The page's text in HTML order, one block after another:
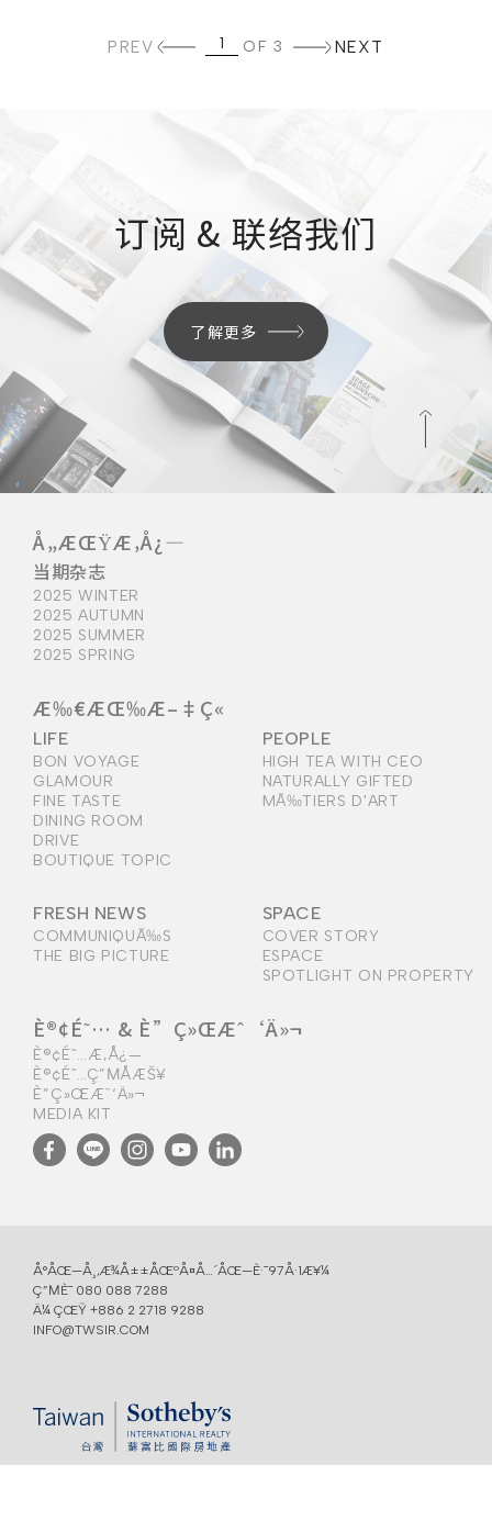
PREV OF 3 NEXT
订阅 & 联络我们
了解更多
Å„ÆŒŸÆ‚Å¿—
当期杂志
2025 WINTER
2025 AUTUMN
2025 SUMMER
2025 SPRING
Æ‰€ÆŒ‰Æ–‡Ç«
LIFE
BON VOYAGE
GLAMOUR
FINE TASTE
DINING ROOM
DRIVE
BOUTIQUE TOPIC
PEOPLE
HIGH TEA WITH CEO
NATURALLY GIFTED
MÃ‰TIERS D'ART
FRESH NEWS
COMMUNIQUÃ‰S
THE BIG PICTURE
SPACE
COVER STORY
ESPACE
SPOTLIGHT ON PROPERTY
È®¢É˜… & È”Ç»ŒÆˆ‘Ä»¬
È®¢É˜…Æ‚Å¿—
È®¢É˜…Ç”ΜÅ­ÆŠ¥
È”Ç»ŒÆˆ‘Ä»¬
MEDIA KIT
Å°ÅŒ—Å¸‚Æ¾Å±±ÅŒºÅ¤Å…´ÅŒ—È·¯97Å·1Æ¥¼
Ç”ΜÈ¯ 080 088 7288
Ä¼ ÇŒŸ +886 2 2718 9288
INFO@TWSIR.COM